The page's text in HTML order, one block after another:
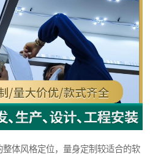
体风格定位，量身定制较适合的软